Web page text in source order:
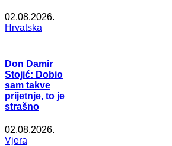
02.08.2026.
Hrvatska
Don Damir
Stojić: Dobio
sam takve
prijetnje, to je
strašno
02.08.2026.
Vjera